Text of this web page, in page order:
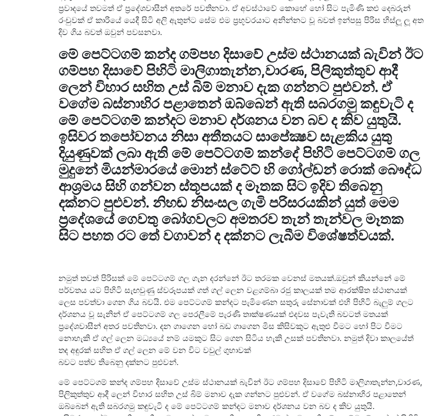
ප්‍රවාදයේ තවමත් ඒ ප්‍රදේශවාසීන් අතරේ පවතිනවා. ඒ අවස්ථාවේ කොහේ හෝ සිට පැමිණි කළු දෙබරුන්
රංචුවක් ඒ කාරියේ යෙදී සිටි අලි ඇතුන්ට සේම එම ප්‍රභූවරයාට අනින්නට වූ බවත් ඉන්පසු පිරිස හිස්ලූ ලූ අත
දිව ගිය බවත් ඔවුන් පවසනවා.
මේ පෙට්ටගම් කන්ද ගම්පහ දිසාවේ උස්ම ස්ථානයක් බැවින් ඊට
ගම්පහ දිසාවේ පිහිටි මාලිගාතැන්න,වාරණ, පිලිකුත්තුව ආදී
ලෙන් විහාර සහිත උස් බිම් මනාව දැක ගන්නට පුළුවන්. ඒ
වගේම බස්නාහිර පළාතෙන් ඔබ්බෙන් ඇති සබරගමු කඳුවැටි ද
මේ පෙට්ටගම් කන්දට මනාව දර්ශනය වන බව ද කිව යුතුයි.
ඉසිවර තපෝවනය නිසා අතීතයට සාපේක්‍ෂව සැළකිය යුතු
දියුණුවක් ලබා ඇති මේ පෙට්ටගම් කන්දේ පිහිටි පෙට්ටගම් ගල
මුදුනේ මියන්මාරයේ මොන් ස්ටේට් හි ගෝල්ඩන් රොක් බෞද්ධ
ආශ්‍රමය සිහි ගන්වන ස්තූපයක් ද මෑතක සිට ඉදිව තිබෙනු
දක්නට පුළුවන්. නිහඬ නිසංසල ගැමි පරිසරයකින් යුත් මෙම
ප්‍රදේශයේ ගෙවතු බෝගවලට අමතරව තැන් තැන්වල මෑතක
සිට පහත රට තේ වගාවන් ද දක්නට ලැබීම විශේෂත්වයක්.
නමුත් තවත් පිරිසක් මේ පෙට්ටගම් ගල ගැන දරන්නේ ඊට තරමක වෙනස් මතයක්.ඔවුන් කියන්නේ මේ
පර්වතය යට පිහිටි සැඟවුණු ස්වරූපයක් ගත් ගල් ලෙන වළගම්බා රජු කාලයක් තම ආරක්ෂිත ස්ථානයක්
ලෙස පවත්වා ගෙන ගිය බවයි. එම පෙට්ටගම් කන්දට පැමිණෙන සතුරු සේනාවක් එහි පිහිටි බැලුම් ගලට
දර්ශනය වූ සැනින් ඒ පෙට්ටගම් ගල පෙරලීමේ පැරණි තාක්ෂණයක් එදවස පැවැති බවටත් මතයක්
ප්‍රදේශවාසීන් අතර පවතිනවා. දන ගාගෙන හෝ බඩ ගාගෙන මිස කිසිවකුට ඇතුළු වීමට හෝ පිට වීමට
නොහැකි ඒ ගල් ලෙන මධ්‍යයේ නම් යමකුට සිට ගෙන සිටිය හැකි උසක් පවතිනවා. නමුත් දිවා කාලයේත්
තද අඳුරක් සහිත ඒ ගල් ලෙන මේ වන විට වවුල් ගුහාවක්
බවට පත්ව තිබෙනු දක්නට පුළුවන්.
මේ පෙට්ටගම් කන්ද ගම්පහ දිසාවේ උස්ම ස්ථානයක් බැවින් ඊට ගම්පහ දිසාවේ පිහිටි මාලිගාතැන්න,වාරණ,
පිලිකුත්තුව ආදී ලෙන් විහාර සහිත උස් බිම් මනාව දැක ගන්නට පුළුවන්. ඒ වගේම බස්නාහිර පළාතෙන්
ඔබ්බෙන් ඇති සබරගමු කඳුවැටි ද මේ පෙට්ටගම් කන්දට මනාව දර්ශනය වන බව ද කිව යුතුයි.